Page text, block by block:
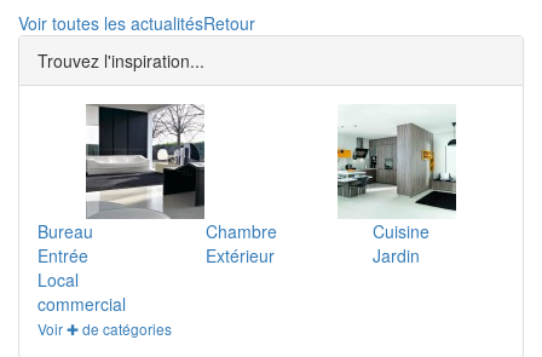
Voir toutes les actualitésRetour
Trouvez l'inspiration...
Bureau Chambre
Cuisine
Entrée
Extérieur
Jardin
Local
commercial
Voir ✚ de catégories